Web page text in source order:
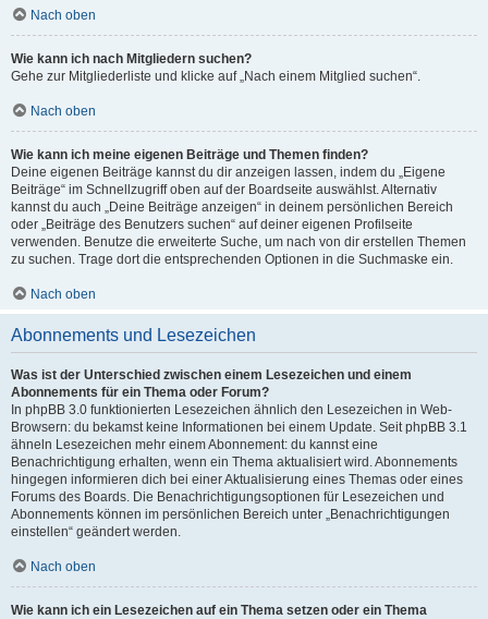
Nach oben
Wie kann ich nach Mitgliedern suchen?
Gehe zur Mitgliederliste und klicke auf „Nach einem Mitglied suchen“.
Nach oben
Wie kann ich meine eigenen Beiträge und Themen finden?
Deine eigenen Beiträge kannst du dir anzeigen lassen, indem du „Eigene
Beiträge“ im Schnellzugriff oben auf der Boardseite auswählst. Alternativ
kannst du auch „Deine Beiträge anzeigen“ in deinem persönlichen Bereich
oder „Beiträge des Benutzers suchen“ auf deiner eigenen Profilseite
verwenden. Benutze die erweiterte Suche, um nach von dir erstellen Themen
zu suchen. Trage dort die entsprechenden Optionen in die Suchmaske ein.
Nach oben
Abonnements und Lesezeichen
Was ist der Unterschied zwischen einem Lesezeichen und einem
Abonnements für ein Thema oder Forum?
In phpBB 3.0 funktionierten Lesezeichen ähnlich den Lesezeichen in Web-
Browsern: du bekamst keine Informationen bei einem Update. Seit phpBB 3.1
ähneln Lesezeichen mehr einem Abonnement: du kannst eine
Benachrichtigung erhalten, wenn ein Thema aktualisiert wird. Abonnements
hingegen informieren dich bei einer Aktualisierung eines Themas oder eines
Forums des Boards. Die Benachrichtigungsoptionen für Lesezeichen und
Abonnements können im persönlichen Bereich unter „Benachrichtigungen
einstellen“ geändert werden.
Nach oben
Wie kann ich ein Lesezeichen auf ein Thema setzen oder ein Thema